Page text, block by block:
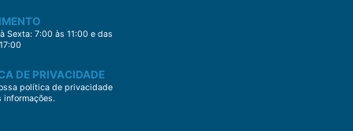
Sexta: 7:00 às 11:00 e das
DE PRIVACIDADE
política de privacidade
informações.